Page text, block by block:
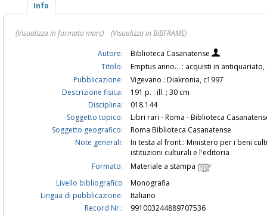
Info
(Visualizza in formato marc)
(Visualizza in BIBFRAME)
Autore:
Biblioteca Casanatense
Titolo:
Emptus anno... : acquisti in
Pubblicazione:
Vigevano : Diakronia, c1997
Descrizione fisica:
191 p. : ill. ; 30 cm
Disciplina:
018.144
Soggetto topico:
Libri rari - Roma - Biblioteca
Soggetto geografico:
Roma Biblioteca Casanatense
Note generali:
In testa al front.: Ministero per i beni
istituzioni culturali e l'editoria
Formato:
Materiale a stampa
Livello bibliografico
Monografia
Lingua di pubblicazione:
Italiano
Record Nr.:
991003244889707536